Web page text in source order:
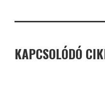
KAPCSOLÓDÓ